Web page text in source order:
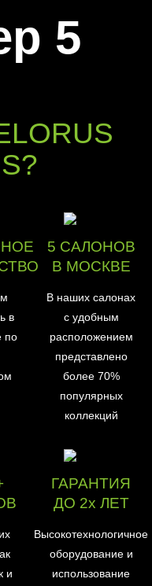
5
в
по
5 САЛОНОВ
В МОСКВЕ
В наших салонах
с удобным
расположением
представлено
более 70%
популярных
коллекций
и
ГАРАНТИЯ
ДО 2х ЛЕТ
Высокотехнологичное
оборудование и
использование